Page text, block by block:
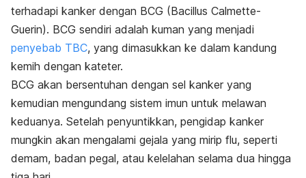
terhadapi kanker dengan BCG (Bacillus Calmette-
Guerin). BCG sendiri adalah kuman yang menjadi
penyebab TBC, yang dimasukkan ke dalam kandung
kemih dengan kateter.
BCG akan bersentuhan dengan sel kanker yang
kemudian mengundang sistem imun untuk melawan
keduanya. Setelah penyuntikkan, pengidap kanker
mungkin akan mengalami gejala yang mirip flu, seperti
demam, badan pegal, atau kelelahan selama dua hingga